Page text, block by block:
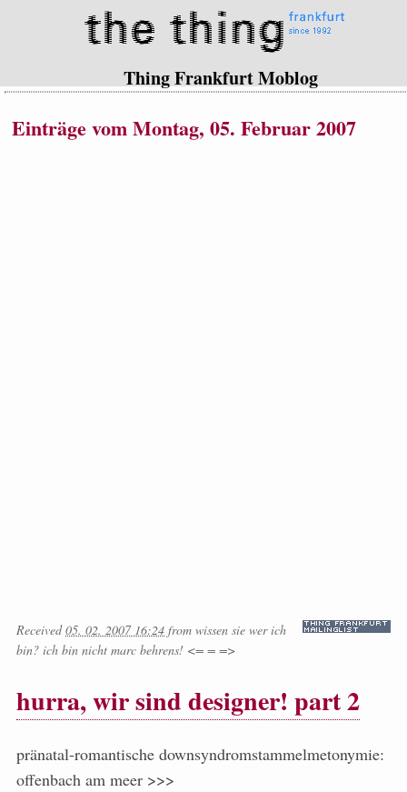
Thing Frankfurt Moblog
Einträge vom Montag, 05. Februar 2007
Received05. 02. 2007 16:24 from wissen sie wer ich
bin? ich bin nicht marc behrens! <= = =>
hurra, wir sind designer! part 2
pränatal-romantische downsyndromstammelmetonymie:
offenbach am meer >>>